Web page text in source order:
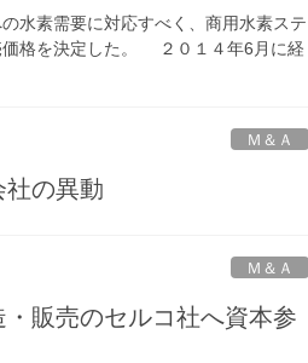
水素需要に対応すべく、商用水素ステ
価格を決定した。 ２０１４年6月に経
Ｍ＆Ａ
の異動
Ｍ＆Ａ
販売のセルコ社へ資本参